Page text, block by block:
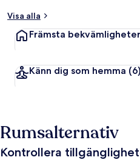
Visa alla
Främsta bekvämligheter
Känn dig som hemma (6)
Rumsalternativ
Kontrollera